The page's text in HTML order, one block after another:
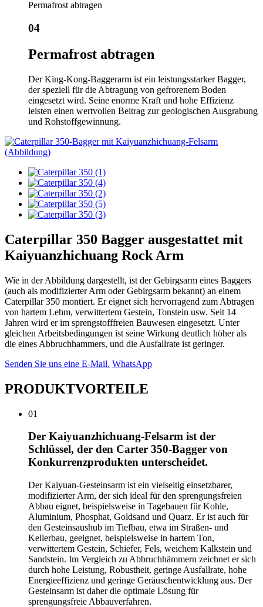
Permafrost abtragen
04
Permafrost abtragen
Der King-Kong-Baggerarm ist ein leistungsstarker Bagger,
der speziell für die Abtragung von gefrorenem Boden
eingesetzt wird. Seine enorme Kraft und hohe Effizienz
leisten einen wertvollen Beitrag zur geologischen Ausgrabung
und Rohstoffgewinnung.
Caterpillar 350 Bagger ausgestattet mit
Kaiyuanzhichuang Rock Arm
Wie in der Abbildung dargestellt, ist der Gebirgsarm eines Baggers
(auch als modifizierter Arm oder Gebirgsarm bekannt) an einem
Caterpillar 350 montiert. Er eignet sich hervorragend zum Abtragen
von hartem Lehm, verwittertem Gestein, Tonstein usw. Seit 14
Jahren wird er im sprengstofffreien Bauwesen eingesetzt. Unter
gleichen Arbeitsbedingungen ist seine Wirkung deutlich höher als
die eines Abbruchhammers, und die Ausfallrate ist geringer.
Senden Sie uns eine E-Mail. WhatsApp
PRODUKTVORTEILE
01
Der Kaiyuanzhichuang-Felsarm ist der
Schlüssel, der den Carter 350-Bagger von
Konkurrenzprodukten unterscheidet.
Der Kaiyuan-Gesteinsarm ist ein vielseitig einsetzbarer,
modifizierter Arm, der sich ideal für den sprengungsfreien
Abbau eignet, beispielsweise in Tagebauen für Kohle,
Aluminium, Phosphat, Goldsand und Quarz. Er ist auch für
den Gesteinsaushub im Tiefbau, etwa im Straßen- und
Kellerbau, geeignet, beispielsweise in hartem Ton,
verwittertem Gestein, Schiefer, Fels, weichem Kalkstein und
Sandstein. Im Vergleich zu Abbruchhämmern zeichnet er sich
durch hohe Leistung, Robustheit, geringe Ausfallrate, hohe
Energieeffizienz und geringe Geräuschentwicklung aus. Der
Gesteinsarm ist daher die optimale Lösung für
sprengungsfreie Abbauverfahren.